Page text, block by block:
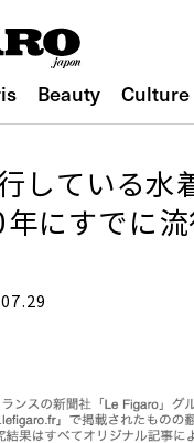
Beauty Culture
している水
にすでに